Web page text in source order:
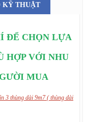
KỸ THUẬT
ĐỂ CHỌN LỰA
HỢP VỚI NHU
MUA
3 thùng dài 9m7 ( thùng dài